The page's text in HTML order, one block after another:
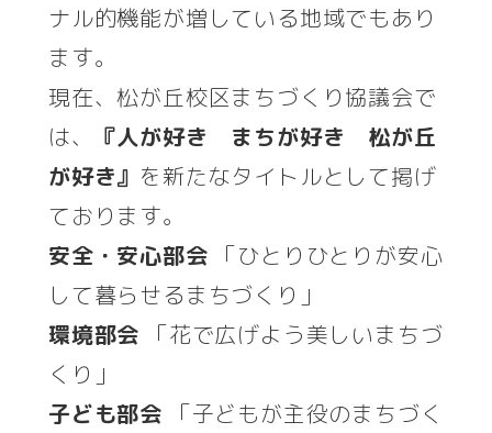
ナル的機能が増している地域でもあり
ます。
現在、松が丘校区まちづくり協議会で
は、
『人が好き まちが好き 松が丘
が好き』 を新たなタイトルとして掲げ
ております。
安全・安心部会 「ひとりひとりが安心
して暮らせるまちづくり」
環境部会 「花で広げよう美しいまちづ
くり」
子ども部会 「子どもが主役のまちづく